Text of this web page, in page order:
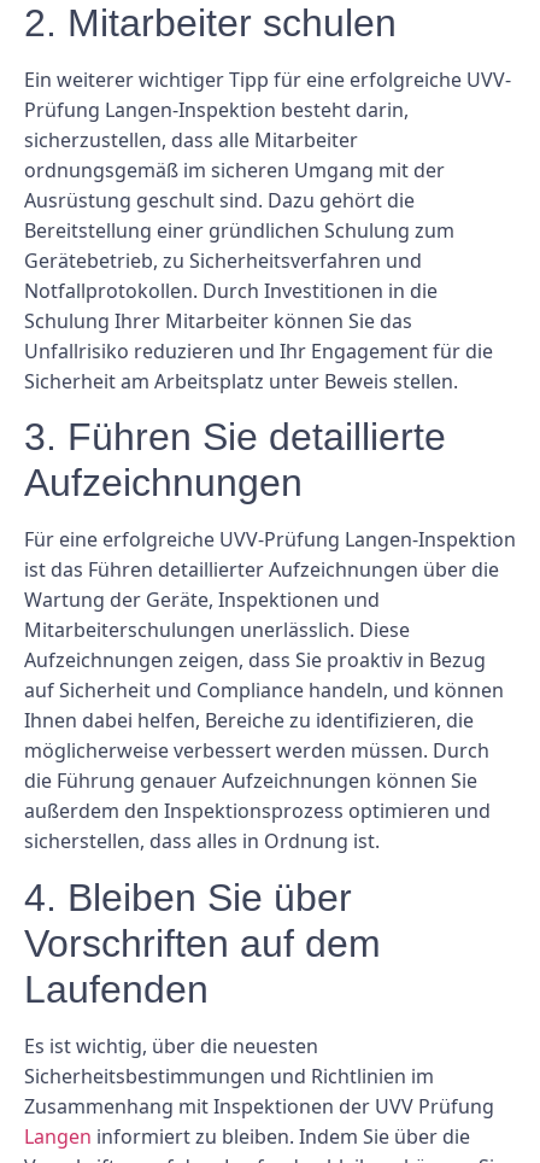
2. Mitarbeiter schulen
Ein weiterer wichtiger Tipp für eine erfolgreiche UVV-
Prüfung Langen-Inspektion besteht darin,
sicherzustellen, dass alle Mitarbeiter
ordnungsgemäß im sicheren Umgang mit der
Ausrüstung geschult sind. Dazu gehört die
Bereitstellung einer gründlichen Schulung zum
Gerätebetrieb, zu Sicherheitsverfahren und
Notfallprotokollen. Durch Investitionen in die
Schulung Ihrer Mitarbeiter können Sie das
Unfallrisiko reduzieren und Ihr Engagement für die
Sicherheit am Arbeitsplatz unter Beweis stellen.
3. Führen Sie detaillierte
Aufzeichnungen
Für eine erfolgreiche UVV-Prüfung Langen-Inspektion
ist das Führen detaillierter Aufzeichnungen über die
Wartung der Geräte, Inspektionen und
Mitarbeiterschulungen unerlässlich. Diese
Aufzeichnungen zeigen, dass Sie proaktiv in Bezug
auf Sicherheit und Compliance handeln, und können
Ihnen dabei helfen, Bereiche zu identifizieren, die
möglicherweise verbessert werden müssen. Durch
die Führung genauer Aufzeichnungen können Sie
außerdem den Inspektionsprozess optimieren und
sicherstellen, dass alles in Ordnung ist.
4. Bleiben Sie über
Vorschriften auf dem
Laufenden
Es ist wichtig, über die neuesten
Sicherheitsbestimmungen und Richtlinien im
Zusammenhang mit Inspektionen der UVV Prüfung
Langen informiert zu bleiben. Indem Sie über die